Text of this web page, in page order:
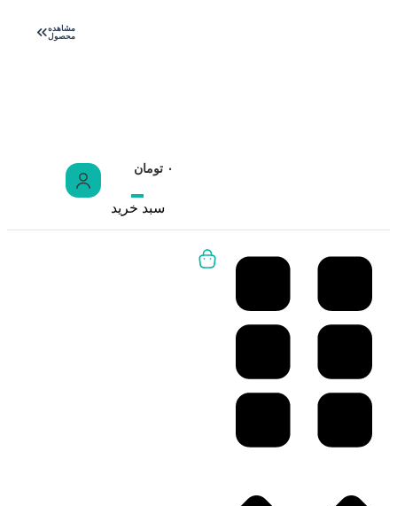
مشاهده
محصول
۰ تومان
سبد خرید